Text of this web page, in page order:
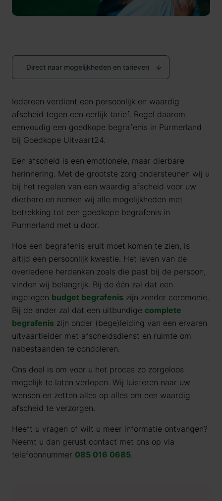
Direct naar mogelijkheden en tarieven
Iedereen verdient een persoonlijk en waardig
afscheid tegen een eerlijk tarief. Regel daarom
eenvoudig een goedkope begrafenis in Purmerland
bij Goedkope Uitvaart24.
Een afscheid is een emotionele, maar dierbare
herinnering. Met de grootste zorg ondersteunen wij u
bij het regelen van een waardig afscheid voor uw
dierbare en nemen wij alle mogelijkheden met
betrekking tot een goedkope begrafenis in
Purmerland met u door.
Hoe een begrafenis eruit moet komen te zien, is
altijd een persoonlijk kwestie. Het leven van de
overledene herdenken zoals die past bij de persoon,
vinden wij belangrijk. Bij de één zal dat een
ingetogen budget begrafenis zijn zonder ceremonie.
Bij de ander zal dat een uitbundige complete
begrafenis zijn onder (bege)leiding van een ervaren
uitvaartleider met afscheidsdienst en ruimte om
nabestaanden te condoleren.
Ons doel is om voor u het proces zo zorgeloos
mogelijk te laten verlopen. Wij luisteren naar uw
wensen en zetten alles op alles om een waardig
afscheid te verzorgen.
Heeft u vragen of wilt u meer informatie ontvangen?
Neemt u dan gerust contact met ons op via
telefoonnummer 085 016 0685.